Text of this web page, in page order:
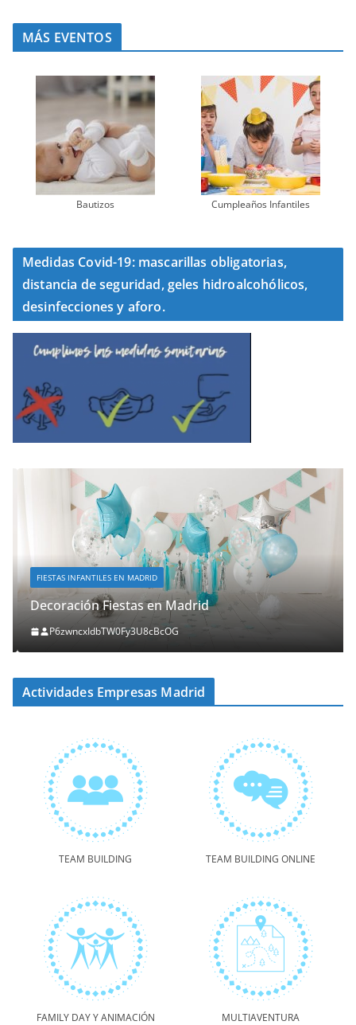
MÁS EVENTOS
Bautizos Cumpleaños Infantiles
Medidas Covid-19: mascarillas obligatorias,
distancia de seguridad, geles hidroalcohólicos,
desinfecciones y aforo.
FIESTAS INFANTILES EN MADRID
Decoración Fiestas en Madrid
P6zwncxIdbTW0Fy3U8cBcOG
Actividades Empresas Madrid
TEAM BUILDING TEAM BUILDING ONLINE
FAMILY DAY Y ANIMACIÓN MULTIAVENTURA